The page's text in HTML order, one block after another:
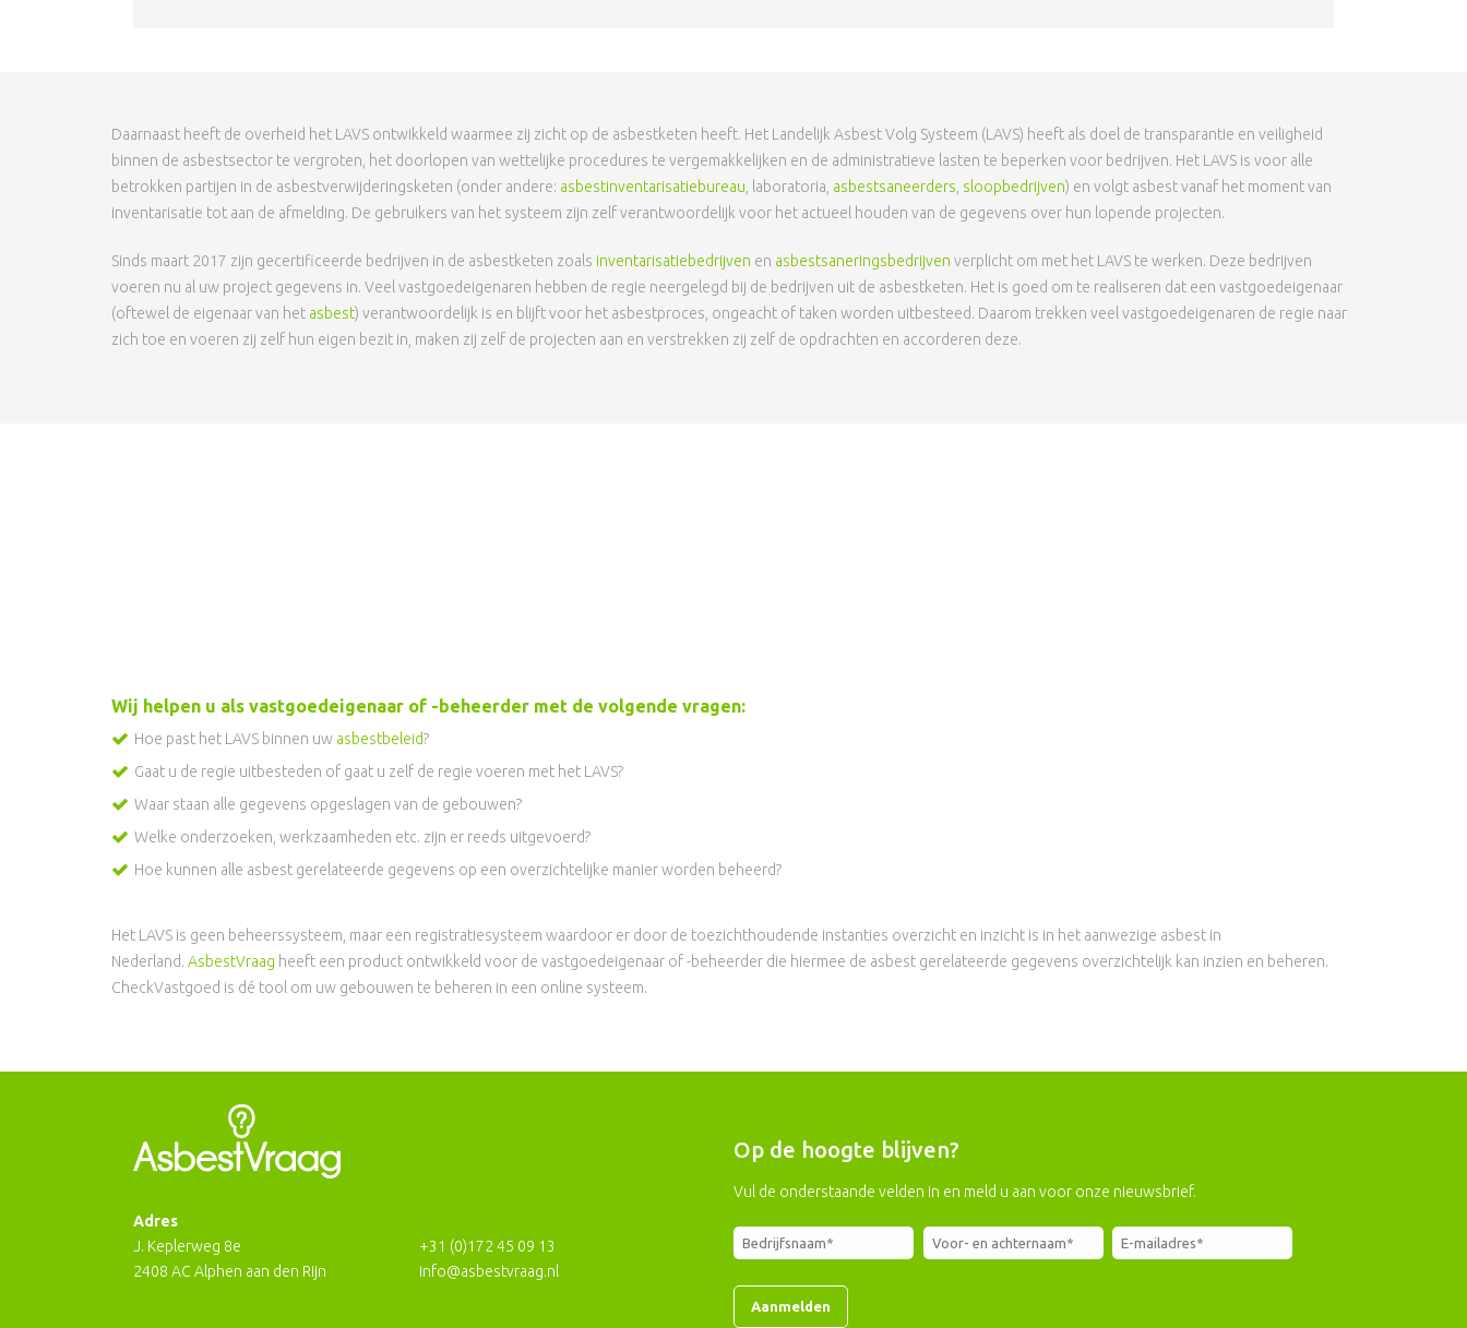
Daarnaast heeft de overheid het LAVS ontwikkeld waarmee zij zicht op de asbestketen heeft. Het Landelijk Asbest Volg Systeem (LAVS) heeft als doel de transparantie en veiligheid
binnen de asbestsector te vergroten, het doorlopen van wettelijke procedures te vergemakkelijken en de administratieve lasten te beperken voor bedrijven. Het LAVS is voor alle
betrokken partijen in de asbestverwijderingsketen (onder andere: asbestinventarisatiebureau , laboratoria, asbestsaneerders sloopbedrijven) en volgt asbest vanaf het moment van
inventarisatie tot aan de afmelding. De gebruikers van het systeem zijn zelf verantwoordelijk voor het actueel houden van de gegevens over hun lopende projecten.
Sinds maart 2017 zijn gecertificeerde bedrijven in de asbestketen zoals inventarisatiebedrijven en asbestsaneringsbedrijven verplicht om met het LAVS te werken. Deze bedrijven
voeren nu al uw project gegevens in. Veel vastgoedeigenaren hebben de regie neergelegd bij de bedrijven uit de asbestketen. Het is goed om te realiseren dat een vastgoedeigenaar
(oftewel de eigenaar van het asbest) verantwoordelijk is en blijft voor het asbestproces, ongeacht of taken worden uitbesteed. Daarom trekken veel vastgoedeigenaren de regie naar
zich toe en voeren zij zelf hun eigen bezit in, maken zij zelf de projecten aan en verstrekken zij zelf de opdrachten en accorderen deze.
Wij helpen u als vastgoedeigenaar of -beheerder met de volgende vragen:
Hoe past het LAVS binnen uw asbestbeleid?
Gaat u de regie uitbesteden of gaat u zelf de regie voeren met het LAVS?
Waar staan alle gegevens opgeslagen van de gebouwen?
Welke onderzoeken, werkzaamheden etc. zijn er reeds uitgevoerd?
Hoe kunnen alle asbest gerelateerde gegevens op een overzichtelijke manier worden beheerd?
Het LAVS is geen beheerssysteem, maar een registratiesysteem waardoor er door de toezichthoudende instanties overzicht en inzicht is in het aanwezige asbest in
Nederland. AsbestVraag heeft een product ontwikkeld voor de vastgoedeigenaar of -beheerder die hiermee de asbest gerelateerde gegevens overzichtelijk kan inzien en beheren.
CheckVastgoed is dé tool om uw gebouwen te beheren in een online systeem.
Adres
J. Keplerweg 8e
2408 AC Alphen aan den Rijn
+31 (0)172 45 09 13
info@asbestvraag.nl
Op de hoogte blijven?
Vul de onderstaande velden in en meld u aan voor onze nieuwsbrief.